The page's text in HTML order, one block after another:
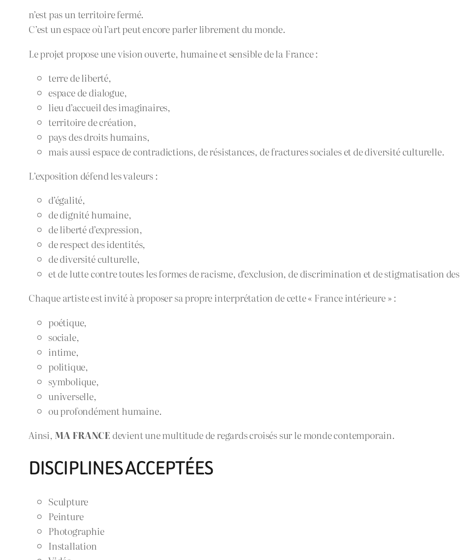
n’est pas un territoire fermé.
C’est un espace où l’art peut encore parler librement du monde.
Le projet propose une vision ouverte, humaine et sensible de la France :
terre de liberté,
espace de dialogue,
lieu d’accueil des imaginaires,
territoire de création,
pays des droits humains,
mais aussi espace de contradictions, de résistances, de fractures sociales et de diversité culturelle.
L’exposition défend les valeurs :
d’égalité,
de dignité humaine,
de liberté d’expression,
de respect des identités,
de diversité culturelle,
et de lutte contre toutes les formes de racisme, d’exclusion, de discrimination et de stigmatisation
Chaque artiste est invité à proposer sa propre interprétation de cette « France intérieure » :
poétique,
sociale,
intime,
politique,
symbolique,
universelle,
ou profondément humaine.
Ainsi, MA FRANCE devient une multitude de regards croisés sur le monde contemporain.
DISCIPLINES ACCEPTÉES
Sculpture
Peinture
Photographie
Installation